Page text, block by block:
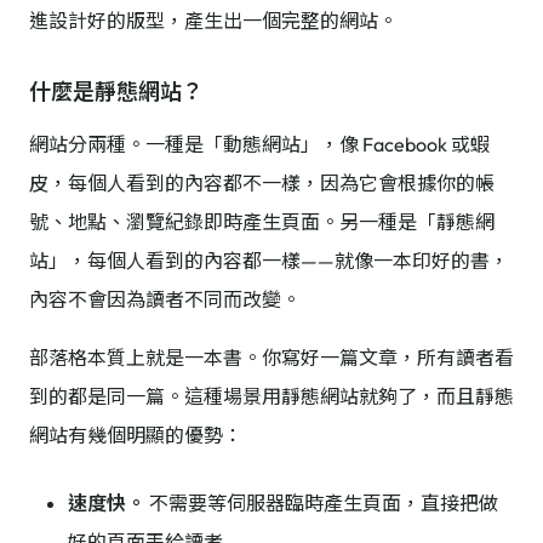
進設計好的版型，產生出一個完整的網站。
什麼是靜態網站？
網站分兩種。一種是「動態網站」，像 Facebook 或蝦
皮，每個人看到的內容都不一樣，因為它會根據你的帳
號、地點、瀏覽紀錄即時產生頁面。另一種是「靜態網
站」，每個人看到的內容都一樣——就像一本印好的書，
內容不會因為讀者不同而改變。
部落格本質上就是一本書。你寫好一篇文章，所有讀者看
到的都是同一篇。這種場景用靜態網站就夠了，而且靜態
網站有幾個明顯的優勢：
速度快。 不需要等伺服器臨時產生頁面，直接把做